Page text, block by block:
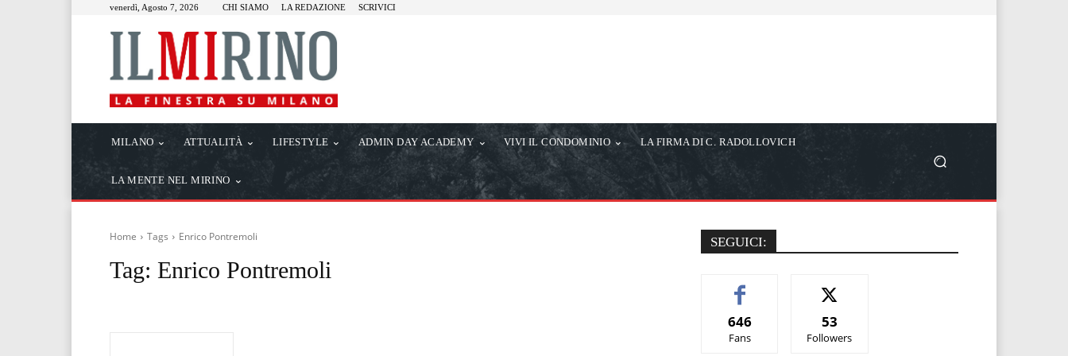
venerdì, Agosto 7, 2026 CHI SIAMO LA REDAZIONE SCRIVICI
MILANO ATTUALITÀ LIFESTYLE ADMIN DAY ACADEMY VIVI IL CONDOMINIO LA FIRMA DI C. RADOLLOVICH
LA MENTE NEL MIRINO
Home Tags Enrico Pontremoli
Tag: Enrico Pontremoli
SEGUICI:
646
Fans
53
Followers